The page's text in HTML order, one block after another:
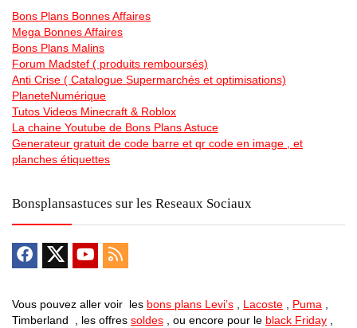
Bons Plans Bonnes Affaires
Mega Bonnes Affaires
Bons Plans Malins
Forum Madstef ( produits remboursés)
Anti Crise ( Catalogue Supermarchés et optimisations)
PlaneteNumérique
Tutos Videos Minecraft & Roblox
La chaine Youtube de Bons Plans Astuce
Generateur gratuit de code barre et qr code en image , et
planches étiquettes
Bonsplansastuces sur les Reseaux Sociaux
Vous pouvez aller voir les bons plans Levi’s , Lacoste , Puma ,
Timberland , les offres soldes , ou encore pour le black Friday ,